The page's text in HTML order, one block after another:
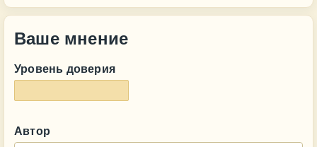
Ваше мнение
Уровень доверия
Автор